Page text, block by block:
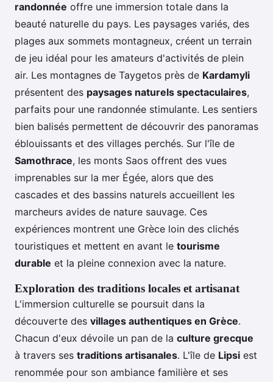
randonnée offre une immersion totale dans la
beauté naturelle du pays. Les paysages variés, des
plages aux sommets montagneux, créent un terrain
de jeu idéal pour les amateurs d'activités de plein
air. Les montagnes de Taygetos près de Kardamyli
présentent des paysages naturels spectaculaires,
parfaits pour une randonnée stimulante. Les sentiers
bien balisés permettent de découvrir des panoramas
éblouissants et des villages perchés. Sur l'île de
Samothrace, les monts Saos offrent des vues
imprenables sur la mer Égée, alors que des
cascades et des bassins naturels accueillent les
marcheurs avides de nature sauvage. Ces
expériences montrent une Grèce loin des clichés
touristiques et mettent en avant le tourisme
durable et la pleine connexion avec la nature.
Exploration des traditions locales et artisanat
L'immersion culturelle se poursuit dans la
découverte des villages authentiques en Grèce.
Chacun d'eux dévoile un pan de la culture grecque
à travers ses traditions artisanales. L'île de Lipsi est
renommée pour son ambiance familière et ses